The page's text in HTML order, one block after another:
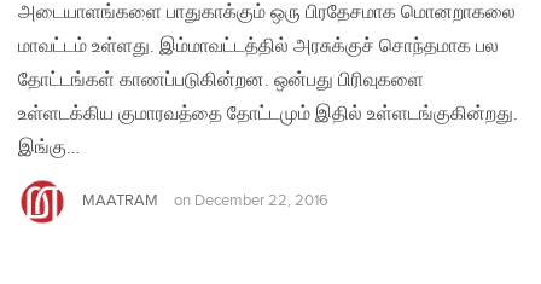
அடையாளங்களை பாதுகாக்கும் ஒரு பிரதேசமாக மொனறாகலை
மாவட்டம் உள்ளது. இம்மாவட்டத்தில் அரசுக்குச் சொந்தமாக பல
தோட்டங்கள் காணப்படுகின்றன. ஒன்பது பிரிவுகளை
உள்ளடக்கிய குமாரவத்தை தோட்டமும் இதில் உள்ளடங்குகின்றது.
இங்கு…
MAATRAM on December 22, 2016